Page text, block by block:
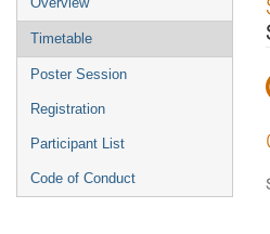
menu
Timetable
Poster Session
Registration
Participant List
Code of Conduct